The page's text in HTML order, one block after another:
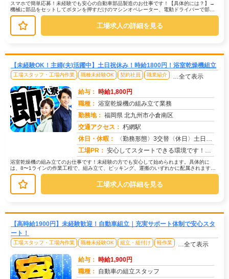
スマホで簡単応募！未経験でも安心の自動車部品製造のお仕事です！【具体的には？】→
機械に部品をセットしてボタンを押すだけのマシンオペレーター、電動ドライバーで部品
を取り付ける組立、完成品を目視で検...
工場求人の詳細を見る
【未経験OK！主婦(夫)活躍中】土日祝休み！時給1800円！浴室乾燥機組立
工場スタッフ・工場内作業 職種未経験OK 契約社員 職業紹介 …全て表示
給与： 時給1,800円
職種： 浴室乾燥機の組み立て業務
勤務地： 福岡県 北九州市小倉南区
交通アクセス： 朽網駅
休日・休暇：
〈勤務形態〉3交替〈休日〉土日祝★ＧＷ★夏季休暇★冬季休暇
工場PR： 安心してスタートできる環境です！充実の無料寮完備！ワンルームでテレビ、冷蔵庫、洗濯機、エアコン、布団、電子レンジも...
浴室乾燥機の組み立てのお仕事です！未経験の方でも安心して始められます。具体的に
は、8〜1ラインの作業工程で、組み立て、ピッキング、運搬のいずれかに配属されます。
→組み立て作業では、約7kg程度の...
工場求人の詳細を見る
【高時給1900円】未経験歓迎！自動車組立｜充実サポート体制で安心スタ
ート！
工場スタッフ・工場内作業 職種未経験OK 組立・組付け 軽作業 …全て表示
給与： 時給1,900円
職種： 自動車の組立スタッフ